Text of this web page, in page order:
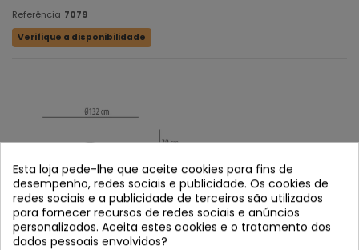
Referência 7079
Verifique a disponibilidade
Esta loja pede-lhe que aceite cookies para fins de
desempenho, redes sociais e publicidade. Os cookies de
redes sociais e a publicidade de terceiros são utilizados
para fornecer recursos de redes sociais e anúncios
personalizados. Aceita estes cookies e o tratamento dos
dados pessoais envolvidos?